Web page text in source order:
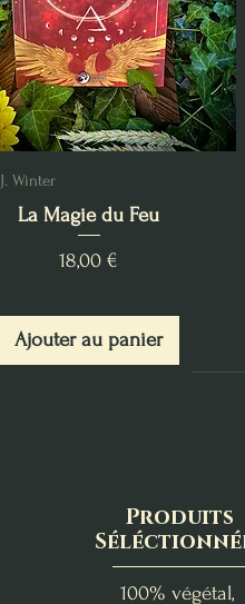
J. Winter
La Magie du Feu
Prix
18,00 €
Ajouter au panier
Produits
100% végétal,